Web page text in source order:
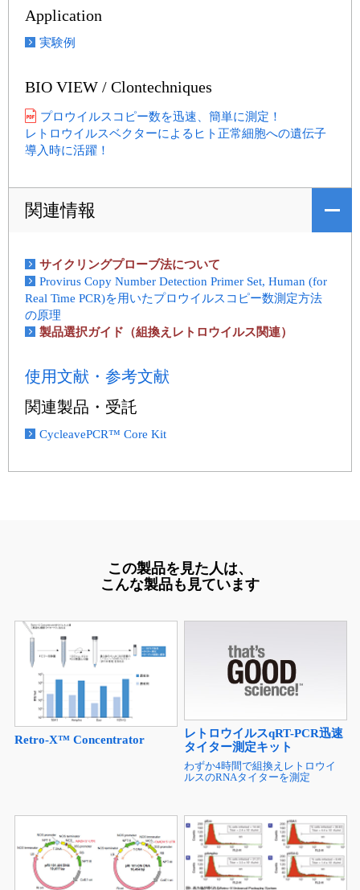
Application
実験例
BIO VIEW / Clontechniques
プロウイルスコピー数を迅速、簡単に測定！
レトロウイルスベクターによるヒト正常細胞への遺伝子
導入時に活躍！
関連情報
サイクリングプローブ法について
Provirus Copy Number Detection Primer Set, Human (for
Real Time PCR)を用いたプロウイルスコピー数測定方法
の原理
製品選択ガイド（組換えレトロウイルス関連）
使用文献・参考文献
関連製品・受託
CycleavePCR™ Core Kit
この製品を見た人は、
こんな製品も見ています
Retro-X™ Concentrator
レトロウイルスqRT-PCR迅速
タイター測定キット
わずか4時間で組換えレトロウイ
ルスのRNAタイターを測定